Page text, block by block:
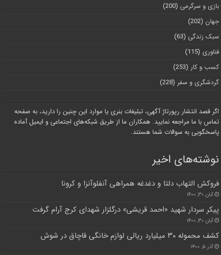
بازی و سرگرمی (200)
جهان (202)
سبک زندگی (63)
فناوری (115)
کسب و کار (253)
گردشگری و سفر (228)
اگر قصد انتشار رپورتاژ آگهی، تبلیغات بنری یا موارد این چنین را دارید، به صفحه
تماس با ما مراجعه نمایید. همکاران ما از طریق شبکه‌های اجتماعی و ایمیل آماده
پاسخگویی به سوالات شما هستند.
نوشته‌های اخیر
فروکش التهاب دلتا و دغدغه همراهی آنفلوآنزا و کرونا
آبان ۳۰, ۱۴۰۰
پیکر سردار شهید «احمد قریشی» درگلزار شهدای کرج آرام گرفت
آبان ۳۰, ۱۴۰۰
کشف محموله ۳۰ میلیارد ریالی لوازم خانگی قاچاق در شوش
آذر ۵, ۱۴۰۰